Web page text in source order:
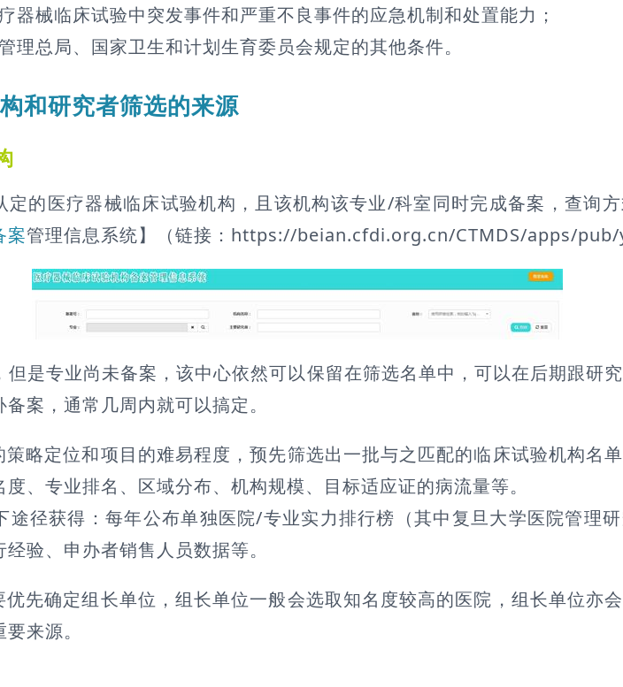
器械临床试验中突发事件和严重不良事件的应急机制和处置能力；
理总局、国家卫生和计划生育委员会规定的其他条件。
和研究者筛选的来源
定的医疗器械临床试验机构，且该机构该专业/科室同时完成备案，查询
案管理信息系统】（链接：https://beian.cfdi.org.cn/CTMDS/apps/
专业尚未备案，该中心依然可以保留在筛选名单中，可以在后期跟研
案，通常几周内就可以搞定。
略定位和项目的难易程度，预先筛选出一批与之匹配的临床试验机构名
、专业排名、区域分布、机构规模、目标适应证的病流量等。
径获得：每年公布单独医院/专业实力排行榜（其中复旦大学医院管理
验、申办者销售人员数据等。
先确定组长单位，组长单位一般会选取知名度较高的医院，组长单位亦
来源。